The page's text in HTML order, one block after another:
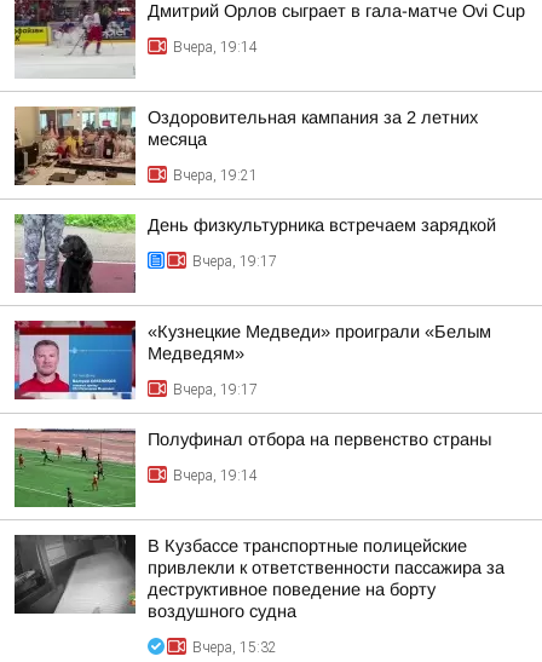
Дмитрий Орлов сыграет в гала-матче Ovi Cup
Вчера, 19:14
Оздоровительная кампания за 2 летних
месяца
Вчера, 19:21
День физкультурника встречаем зарядкой
Вчера, 19:17
«Кузнецкие Медведи» проиграли «Белым
Медведям»
Вчера, 19:17
Полуфинал отбора на первенство страны
Вчера, 19:14
В Кузбассе транспортные полицейские
привлекли к ответственности пассажира за
деструктивное поведение на борту
воздушного судна
Вчера, 15:32